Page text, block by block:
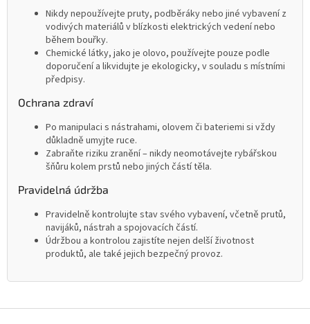
Nikdy nepoužívejte pruty, podběráky nebo jiné vybavení z
vodivých materiálů v blízkosti elektrických vedení nebo
během bouřky.
Chemické látky, jako je olovo, používejte pouze podle
doporučení a likvidujte je ekologicky, v souladu s místními
předpisy.
Ochrana zdraví
Po manipulaci s nástrahami, olovem či bateriemi si vždy
důkladně umyjte ruce.
Zabraňte riziku zranění – nikdy neomotávejte rybářskou
šňůru kolem prstů nebo jiných částí těla.
Pravidelná údržba
Pravidelně kontrolujte stav svého vybavení, včetně prutů,
navijáků, nástrah a spojovacích částí.
Údržbou a kontrolou zajistíte nejen delší životnost
produktů, ale také jejich bezpečný provoz.